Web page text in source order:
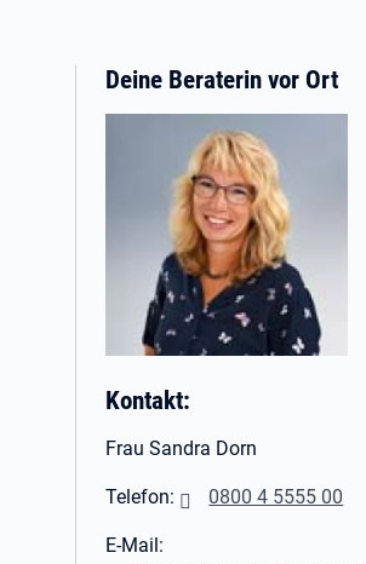
Deine Beraterin vor Ort
Kontakt:
Frau Sandra Dorn
Telefon: 0800 4 5555 00
E-Mail: